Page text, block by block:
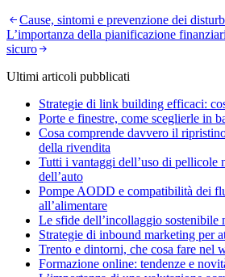
Navigazione
articoli
Cause, sintomi e prevenzione dei
L’importanza della pianificazione
sicuro
Ultimi articoli pubblicati
Strategie di link building efficaci:
Porte e finestre, come sceglierle in
Cosa comprende davvero il
della rivendita
Tutti i vantaggi dell’uso di pellicole
dell’auto
Pompe AODD e compatibilità dei
all’alimentare
Le sfide dell’incollaggio sostenibile
Strategie di inbound marketing per
Trento e dintorni, che cosa fare nel
Formazione online: tendenze e